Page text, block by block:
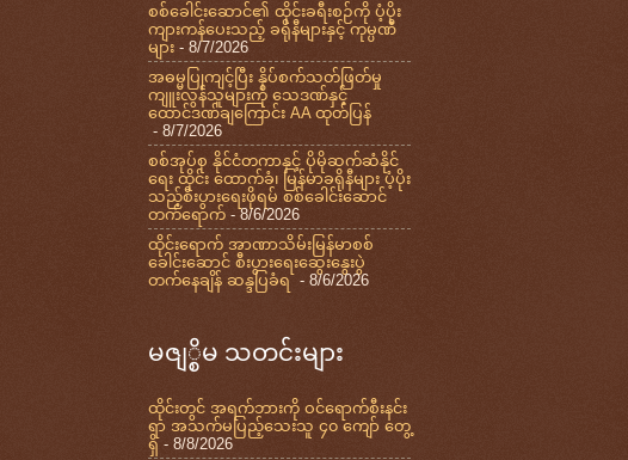
စစ်ခေါင်းဆောင်၏ ထိုင်းခရီးစဉ်ကို ပံ့ပိုး
ကျားကန်ပေးသည့် ခရိုနီများနှင့် ကုမ္ပဏီ
များ - 8/7/2026
အဓမ္မပြုကျင့်ပြီး နှိပ်စက်သတ်ဖြတ်မှု
ကျူးလွန်သူများကို သေဒဏ်နှင့်
ထောင်ဒဏ်ချကြောင်း AA ထုတ်ပြန်
- 8/7/2026
စစ်အုပ်စု နိုင်ငံတကာနှင့် ပိုမိုဆက်ဆံနိုင်
ရေး ထိုင်း ထောက်ခံ၊ မြန်မာခရိုနီများ ပံ့ပိုး
သည့်စီးပွားရေးဖိုရမ် စစ်ခေါင်းဆောင်
တက်ရောက် - 8/6/2026
ထိုင်းရောက် အာဏာသိမ်းမြန်မာစစ်
ခေါင်းဆောင် စီးပွားရေးဆွေးနွေးပွဲ
တက်နေချိန် ဆန္ဒပြခံရ - 8/6/2026
မဇျ္စိမ သတင်းများ
ထိုင်းတွင် အရက်ဘားကို ဝင်ရောက်စီးနင်း
ရာ အသက်မပြည့်သေးသူ ၄၀ ကျော် တွေ့
ရှိ- 8/8/2026